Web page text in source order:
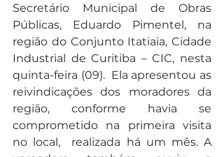
Secretário Municipal de Obras
Públicas, Eduardo Pimentel, na
região do Conjunto Itatiaia, Cidade
Industrial de Curitiba – CIC, nesta
quinta-feira (09).  Ela apresentou as
reivindicações dos moradores da
região, conforme havia se
comprometido na primeira visita
no local,  realizada há um mês. A